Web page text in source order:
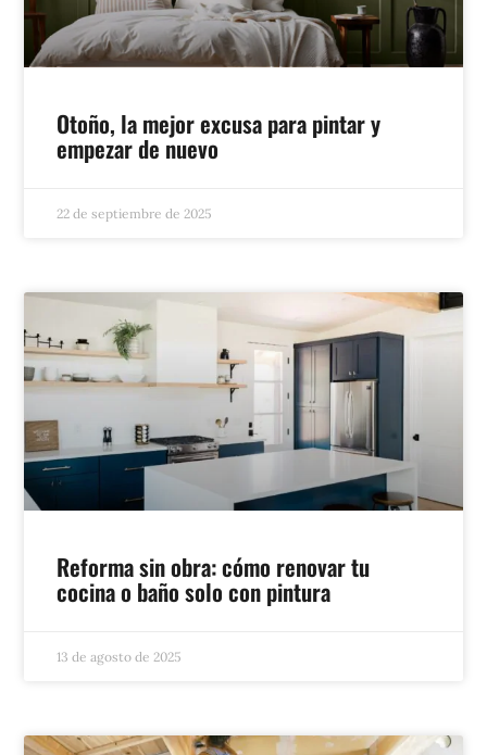
Otoño, la mejor excusa para pintar y
empezar de nuevo
22 de septiembre de 2025
Reforma sin obra: cómo renovar tu
cocina o baño solo con pintura
13 de agosto de 2025